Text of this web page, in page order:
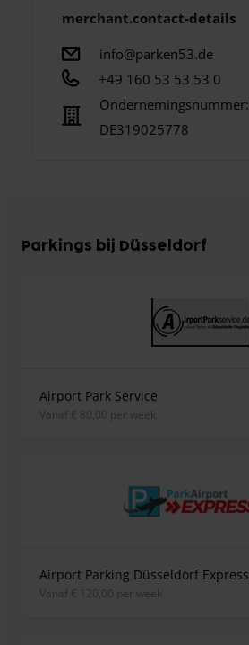
merchant.contact-details
info@parken53.de
+49 160 53 53 53 0
Ondernemingsnummer:
DE319025778
Parkings bij Düsseldorf
Airport Park Service
vanaf € 80,00 per week
Airport Parking Düsseldorf Express
vanaf € 120,00 per week